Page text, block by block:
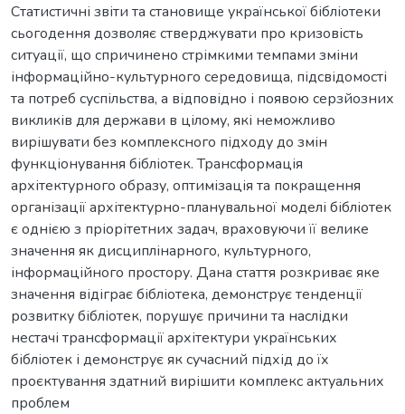
Статистичні звіти та становище української бібліотеки
сьогодення дозволяє стверджувати про кризовість
ситуації, що спричинено стрімкими темпами зміни
інформаційно-культурного середовища, підсвідомості
та потреб суспільства, а відповідно і появою серзйозних
викликів для держави в цілому, які неможливо
вирішувати без комплексного підходу до змін
функціонування бібліотек. Трансформація
архітектурного образу, оптимізація та покращення
організації архітектурно-планувальної моделі бібліотек
є однією з пріорітетних задач, враховуючи її велике
значення як дисциплінарного, культурного,
інформаційного простору. Дана стаття розкриває яке
значення відіграє бібліотека, демонструє тенденції
розвитку бібліотек, порушує причини та наслідки
нестачі трансформації архітектури українських
бібліотек і демонструє як сучасний підхід до їх
проєктування здатний вирішити комплекс актуальних
проблем